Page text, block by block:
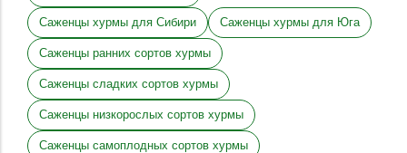
Саженцы хурмы для Сибири Саженцы хурмы для Юга
Саженцы ранних сортов хурмы
Саженцы сладких сортов хурмы
Саженцы низкорослых сортов хурмы
Саженцы самоплодных сортов хурмы